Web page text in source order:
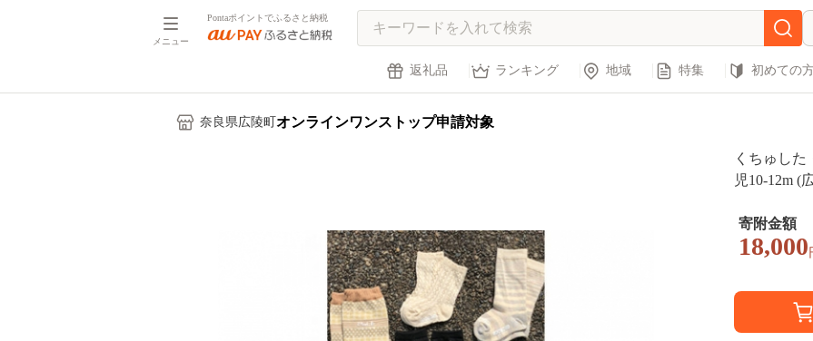
メニュー
Pontaポイントでふるさと納税
返礼品 ランキング 地域 特集 初めての
奈良県広陵町 オンラインワンストップ申請対象
くちゅした
児10-12m (
寄附金額
18,000